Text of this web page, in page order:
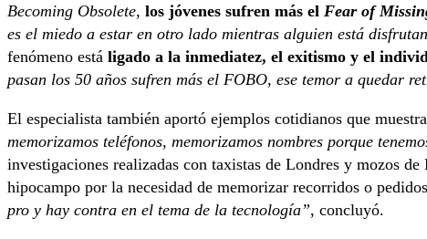
Becoming Obsolete, los jóvenes sufren más el Fear of
es el miedo a estar en otro lado mientras alguien está
fenómeno está ligado a la inmediatez, el exitismo y el
pasan los 50 años sufren más el FOBO, ese temor a quedar
El especialista también aportó ejemplos cotidianos que
memorizamos teléfonos, memorizamos nombres porque
investigaciones realizadas con taxistas de Londres y mozos
hipocampo por la necesidad de memorizar recorridos o
pro y hay contra en el tema de la tecnología”, concluyó.